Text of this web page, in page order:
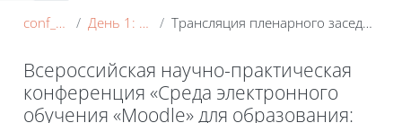
conf_2022 День 1: 18 мая Трансляция пленарного заседания на Youtube
Всероссийская научно-практическая
конференция «Среда электронного
обучения «Moodle» для образования: